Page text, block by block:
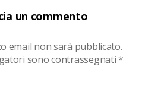
un commento
email non sarà pubblicato.
sono contrassegnati*